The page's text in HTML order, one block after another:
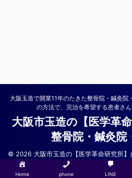
大阪玉造で開業11年のたきた整骨院・鍼灸院
の方法で、完治を希望する患者さん
大阪市玉造の【医学革
整骨院・鍼灸院
© 2026 大阪市玉造の【医学革命研究所】
院
Home phone LINE